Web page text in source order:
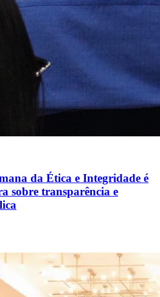
da Ética e Integridade é
sobre transparência e